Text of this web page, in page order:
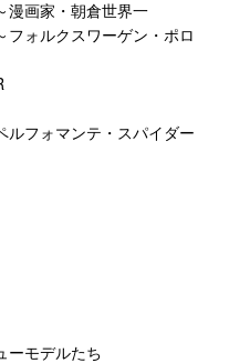
漫画家・朝倉世界一
フォルクスワーゲン・ポロ
フォマンテ・スパイダー
ーモデルたち